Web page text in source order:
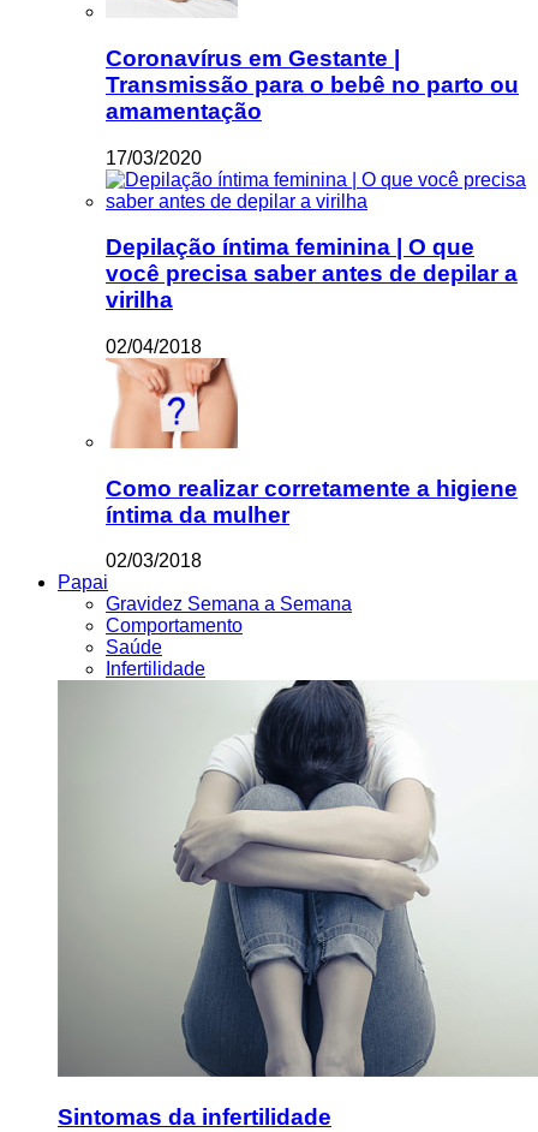
Coronavírus em Gestante |
Transmissão para o bebê no parto ou
amamentação
17/03/2020
Depilação íntima feminina | O que
você precisa saber antes de depilar a
virilha
02/04/2018
Como realizar corretamente a higiene
íntima da mulher
02/03/2018
Papai
Gravidez Semana a Semana
Comportamento
Saúde
Infertilidade
Sintomas da infertilidade